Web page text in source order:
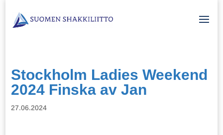
Stockholm Ladies Weekend
2024 Finska av Jan
27.06.2024